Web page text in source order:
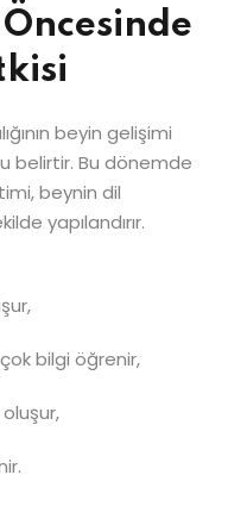
beyin gelişimi
belirtir. Bu dönemde
beynin dil
yapılandırır.
bilgi öğrenir,